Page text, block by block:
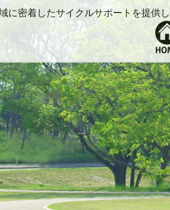
に密着したサイクルサポートを提供